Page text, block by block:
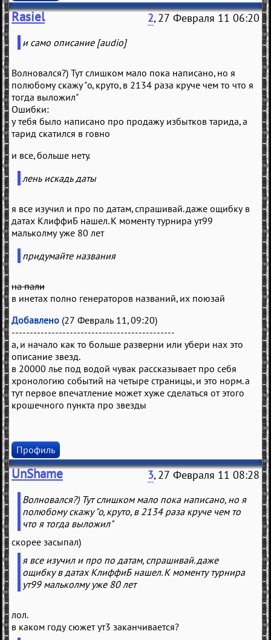
Rasiel 2, 27 Февраля 11 06:20
и само описание [audio]
Волновался?) Тут слишком мало пока написано, но я
полюбому скажу "о, круто, в 2134 раза круче чем то что я
тогда выложил"
Ошибки:
у тебя было написано про продажу избытков тарида, а
тарид скатился в говно
и все, больше нету.
лень искадь даты
я все изучил и про по датам, спрашивай. даже ощибку в
датах КлиффиБ нашел. К моменту турнира ут99
мальколму уже 80 лет
придумайте названия
на пали
в инетах полно генераторов названий, их поюзай
Добавлено (27 Февраль 11, 09:20)
---------------------------------------------
а, и начало как то больше разверни или убери нах это
описание звезд.
в 20000 лье под водой чувак рассказывает про себя
хронологию событий на четыре страницы, и это норм. а
тут первое впечатление может хуже сделаться от этого
крошечного пункта про звезды
Профиль
UnShame 3, 27 Февраля 11 08:28
Волновался?) Тут слишком мало пока написано, но я
полюбому скажу "о, круто, в 2134 раза круче чем то
что я тогда выложил"
скорее засыпал)
я все изучил и про по датам, спрашивай. даже
ощибку в датах КлиффиБ нашел. К моменту турнира
ут99 мальколму уже 80 лет
лол.
в каком году сюжет ут3 заканчивается?